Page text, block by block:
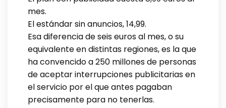
mes.
El estándar sin anuncios, 14,99.
Esa diferencia de seis euros al mes, o su
equivalente en distintas regiones, es la que
ha convencido a 250 millones de personas
de aceptar interrupciones publicitarias en
el servicio por el que antes pagaban
precisamente para no tenerlas.